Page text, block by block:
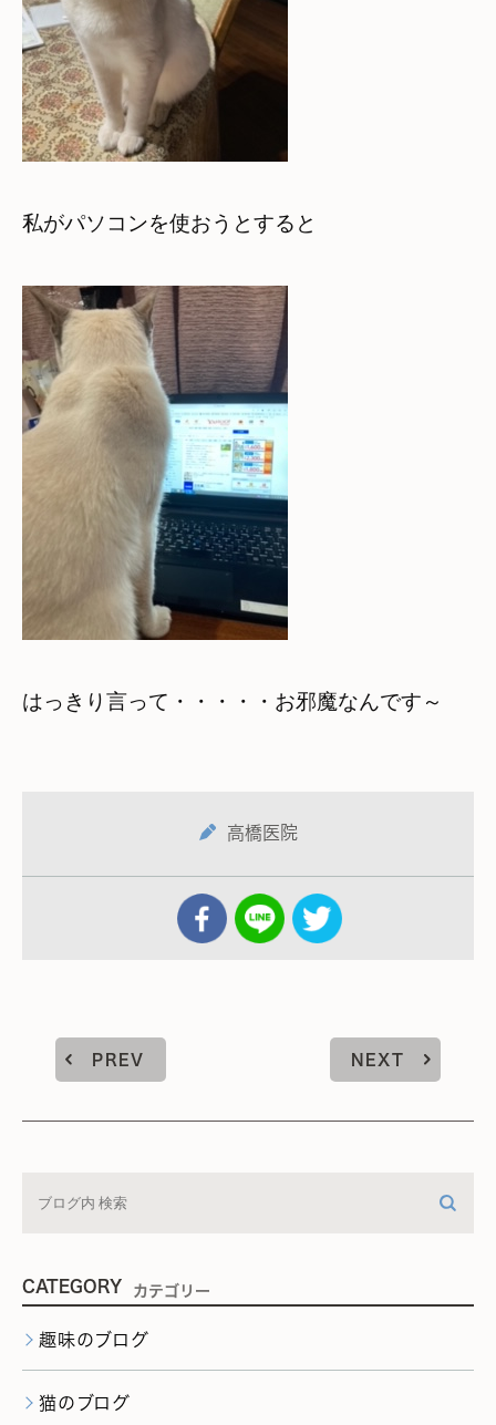
私がパソコンを使おうとすると
はっきり言って・・・・・お邪魔なんです～
高橋医院
PREV NEXT
CATEGORY カテゴリー
趣味のブログ
猫のブログ